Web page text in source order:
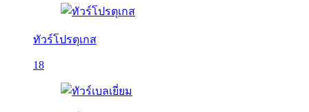
ทัวร์โปรตุเกส
18